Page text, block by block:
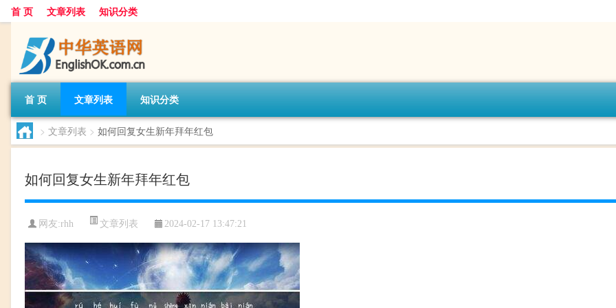
首 页 文章列表 知识分类
首 页 文章列表 知识分类
> 文章列表 > 如何回复女生新年拜年红包
如何回复女生新年拜年红包
网友:rhh 文章列表 2024-02-17 13:47:21